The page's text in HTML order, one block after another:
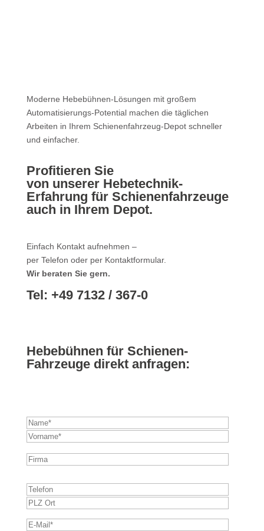
Moderne Hebebühnen-Lösungen mit großem
Automatisierungs-Potential machen die täglichen
Arbeiten in Ihrem Schienenfahrzeug-Depot schneller
und einfacher.
Profitieren Sie
von unserer Hebetechnik-
Erfahrung für Schienenfahrzeuge
auch in Ihrem Depot.
Einfach Kontakt aufnehmen –
per Telefon oder per Kontaktformular.
Wir beraten Sie gern.
Tel: +49 7132 / 367-0
Hebebühnen für Schienen-
Fahrzeuge direkt anfragen:
Bitte
dieses
Feld